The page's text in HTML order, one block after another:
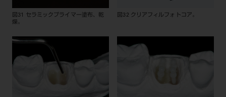
図31 セラミックプライマー塗布、乾
燥。
図32 クリアフィルフォトコア。